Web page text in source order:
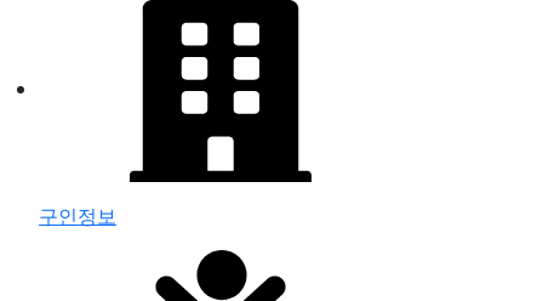
구인정보